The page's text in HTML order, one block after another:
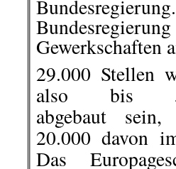
Gewerkschaften
29.000 Stellen
also bis
abgebaut
20.000 davon
Das